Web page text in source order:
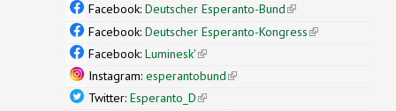
Facebook: Deutscher Esperanto-Bund(link is
external)
Facebook: Deutscher Esperanto-Kongress(link is
Facebook: Luminesk'(link is external)
Instagram: esperantobund(link is external)
Twitter: Esperanto_D(link is external)